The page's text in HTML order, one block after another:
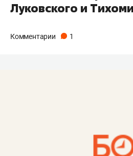
Луковского и
Комментарии 1